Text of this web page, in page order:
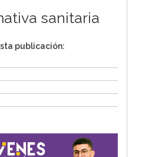
sanitaria
publicación: